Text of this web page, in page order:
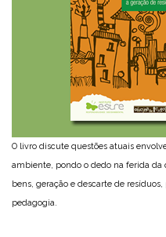
O livro discute questões atuais
ambiente, pondo o dedo na ferida da
bens, geração e descarte de
pedagogia.